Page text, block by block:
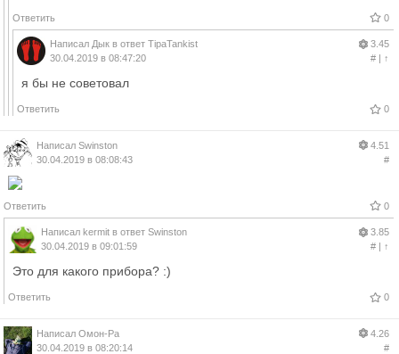
Ответить 0
Написал Дык в ответ TipaTankist
30.04.2019 в 08:47:20
3.45
#| ↑
я бы не советовал
Ответить 0
Написал Swinston
30.04.2019 в 08:08:43
4.51
#
Ответить 0
Написал kermit в ответ Swinston
30.04.2019 в 09:01:59
3.85
#| ↑
Это для какого прибора? :)
Ответить 0
Написал Омон-Ра
30.04.2019 в 08:20:14
4.26
#